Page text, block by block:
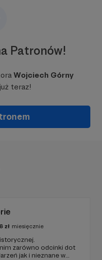
Patronów!
Wojciech Górny
już teraz!
zł miesięcznie
zarówno odcinki dot
jak i nieznane w